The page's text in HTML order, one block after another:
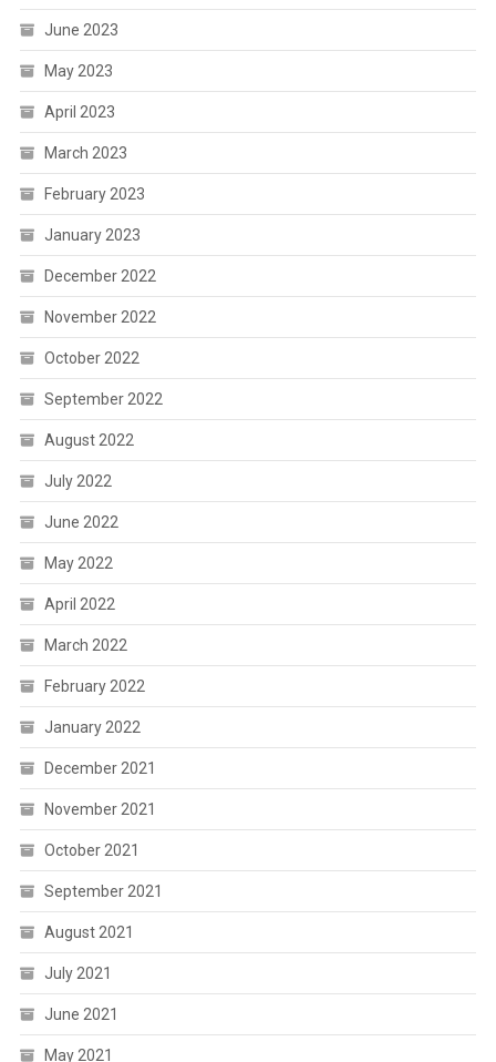
June 2023
May 2023
April 2023
March 2023
February 2023
January 2023
December 2022
November 2022
October 2022
September 2022
August 2022
July 2022
June 2022
May 2022
April 2022
March 2022
February 2022
January 2022
December 2021
November 2021
October 2021
September 2021
August 2021
July 2021
June 2021
May 2021